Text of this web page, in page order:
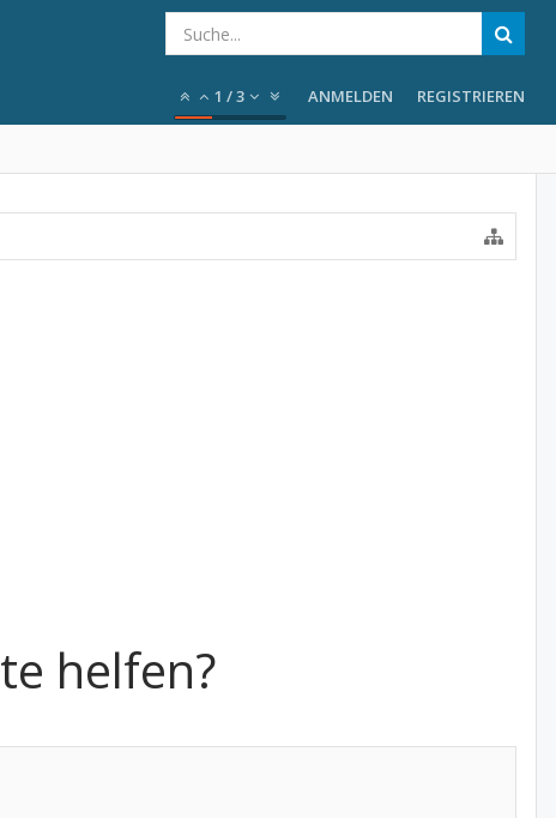
1 /3 ANMELDEN REGISTRIEREN
helfen?